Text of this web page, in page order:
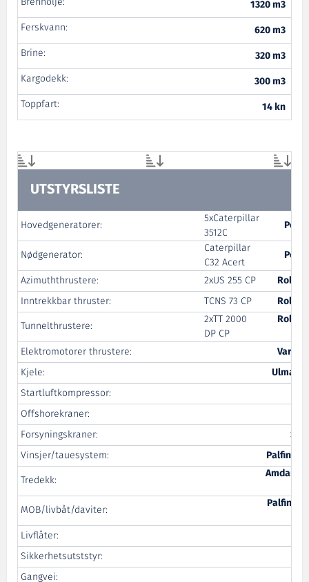
1320 m3
Ferskvann:
620 m3
Brine:
320 m3
Kargodekk:
300 m3
Toppfart:
14 kn
UTSTYRSLISTE
Hovedgeneratorer:
5xCaterpillar
3512C
Pon
Nødgenerator:
Caterpillar
C32 Acert
Pon
Azimuththrustere:
2xUS 255 CP
Rolls-
Inntrekkbar thruster:
TCNS 73 CP
Rolls-
Tunnelthrustere:
2xTT 2000
DP CP
Rolls-
Elektromotorer thrustere:
Vard
Kjele:
Startluftkompressor:
Offshorekraner:
Forsyningskraner:
Vinsjer/tauesystem:
Tredekk:
Amdam
MOB/livbåt/daviter:
Livflåter:
Sikkerhetsutststyr:
Gangvei: